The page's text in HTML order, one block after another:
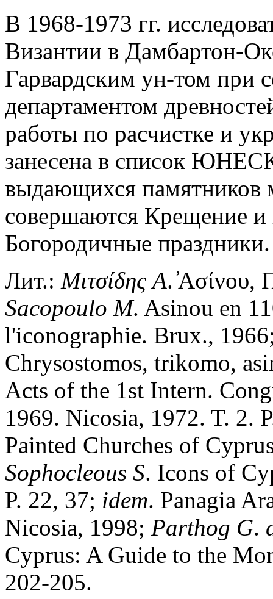
В 1968-1973 гг.
Византии в Дамбартон-
Гарвардским ун-том при
департаментом
работы по расчистке и
занесена в список
выдающихся памятников
совершаются Крещение и
Богородичные праздники.
Лит.: Μιτσίδης Α. ̓Ασίνου,
Sacopoulo M. Asinou en
l'iconographie. Brux.,
Chrysostomos, trikomo,
Acts of the 1st Intern.
1969. Nicosia, 1972. T. 2.
Painted Churches of
Sophocleous S. Icons of
P. 22, 37; idem. Panagia
Nicosia, 1998; Parthog G.
Cyprus: A Guide to the
202-205.